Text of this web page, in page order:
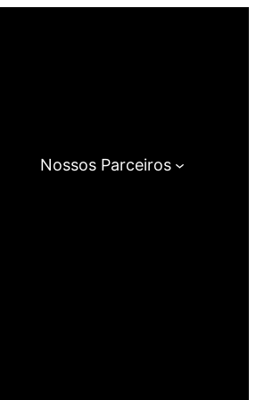
Nossos Parceiros